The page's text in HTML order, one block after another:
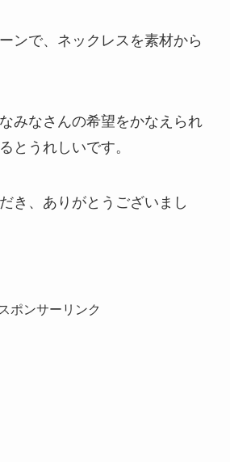
ンで、ネックレスを素材から
みなさんの希望をかなえられ
とうれしいです。
き、ありがとうございまし
スポンサーリンク